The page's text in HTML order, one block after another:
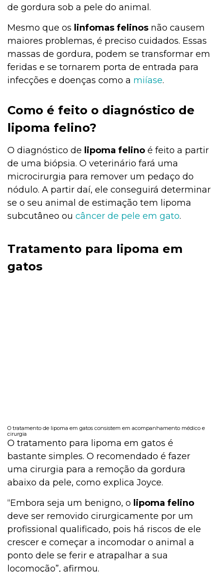
de gordura sob a pele do animal.
Mesmo que os linfomas felinos não causem
maiores problemas, é preciso cuidados. Essas
massas de gordura, podem se transformar em
feridas e se tornarem porta de entrada para
infecções e doenças como a miíase.
Como é feito o diagnóstico de
lipoma felino?
O diagnóstico de lipoma felino é feito a partir
de uma biópsia. O veterinário fará uma
microcirurgia para remover um pedaço do
nódulo. A partir daí, ele conseguirá determinar
se o seu animal de estimação tem lipoma
subcutâneo ou câncer de pele em gato.
Tratamento para lipoma em
gatos
O tratamento de lipoma em gatos consistem em acompanhamento médico e
cirurgia
O tratamento para lipoma em gatos é
bastante simples. O recomendado é fazer
uma cirurgia para a remoção da gordura
abaixo da pele, como explica Joyce.
“Embora seja um benigno, o lipoma felino
deve ser removido cirurgicamente por um
profissional qualificado, pois há riscos de ele
crescer e começar a incomodar o animal a
ponto dele se ferir e atrapalhar a sua
locomoção”, afirmou.